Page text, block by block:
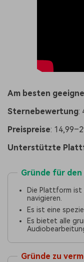
Am besten
Sternebewertung:
Preispreise:
Unterstützte
Gründe für den
Die Plattform ist
navigieren.
Es ist eine
Es bietet alle
Gründe zu